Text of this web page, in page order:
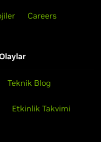
Careers
Teknik Blog
Etkinlik Takvimi